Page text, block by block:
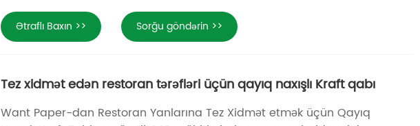
Ətraflı Baxın >> Sorğu göndərin >>
Tez xidmət edən restoran tərəfləri üçün qayıq naxışlı Kraft qabı
Want Paper-dan Restoran Yanlarına Tez Xidmət etmək üçün Qayıq